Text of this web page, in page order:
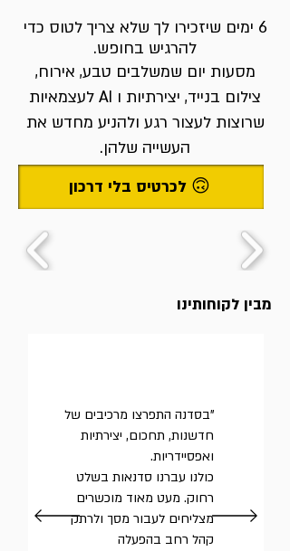
6 ימים שיזכירו לך שלא צריך לטוס כדי
להרגיש בחופש.
מסעות יום שמשלבים טבע, אירוח,
צילום בנייד, יצירתיות ו AI לעצמאיות
שרוצות לעצור רגע ולהניע מחדש את
העשייה שלהן.
לכרטיס בלי דרכון 🙃
מבין לקוחותינו
"בסדנה התפרצו מרכיבים של
חדשנות, תחכום, יצירתיות
ואפסיידריות.
כולנו עברנו סדנאות בשלט
רחוק. מעט מאוד מוכשרים
מצליחים לעבור מסך ולרתק
קהל רחב בהפעלה